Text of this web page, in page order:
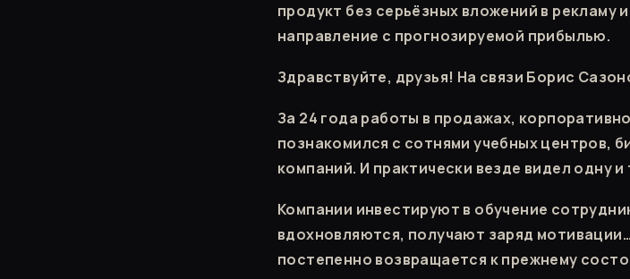
продукт без серьёзных вложений в рекламу
направление с прогнозируемой прибылью.
Здравствуйте, друзья! На связи Борис
За 24 года работы в продажах,
познакомился с сотнями учебных центров,
компаний. И практически везде видел одну
Компании инвестируют в обучение
вдохновляются, получают заряд
постепенно возвращается к прежнему